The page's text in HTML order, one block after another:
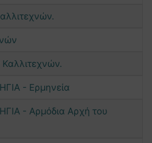
- Ερμηνεία
- Αρμόδια Αρχή του